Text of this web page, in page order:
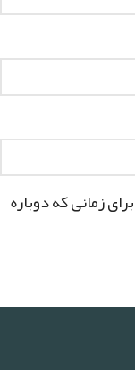
زمانی که دوباره